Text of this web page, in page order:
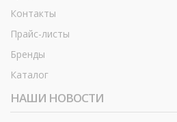
Контакты
Прайс-листы
Бренды
Каталог
НАШИ НОВОСТИ